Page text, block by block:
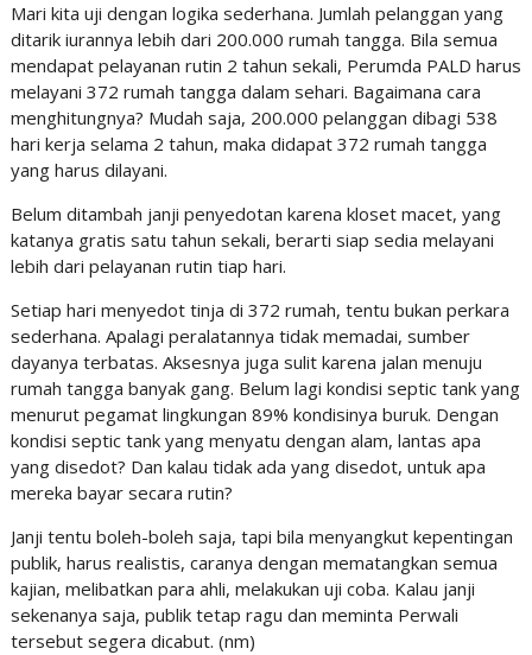
Mari kita uji dengan logika sederhana. Jumlah pelanggan yang
ditarik iurannya lebih dari 200.000 rumah tangga. Bila semua
mendapat pelayanan rutin 2 tahun sekali, Perumda PALD harus
melayani 372 rumah tangga dalam sehari. Bagaimana cara
menghitungnya? Mudah saja, 200.000 pelanggan dibagi 538
hari kerja selama 2 tahun, maka didapat 372 rumah tangga
yang harus dilayani.
Belum ditambah janji penyedotan karena kloset macet, yang
katanya gratis satu tahun sekali, berarti siap sedia melayani
lebih dari pelayanan rutin tiap hari.
Setiap hari menyedot tinja di 372 rumah, tentu bukan perkara
sederhana. Apalagi peralatannya tidak memadai, sumber
dayanya terbatas. Aksesnya juga sulit karena jalan menuju
rumah tangga banyak gang. Belum lagi kondisi septic tank yang
menurut pegamat lingkungan 89% kondisinya buruk. Dengan
kondisi septic tank yang menyatu dengan alam, lantas apa
yang disedot? Dan kalau tidak ada yang disedot, untuk apa
mereka bayar secara rutin?
Janji tentu boleh-boleh saja, tapi bila menyangkut kepentingan
publik, harus realistis, caranya dengan mematangkan semua
kajian, melibatkan para ahli, melakukan uji coba. Kalau janji
sekenanya saja, publik tetap ragu dan meminta Perwali
tersebut segera dicabut. (nm)